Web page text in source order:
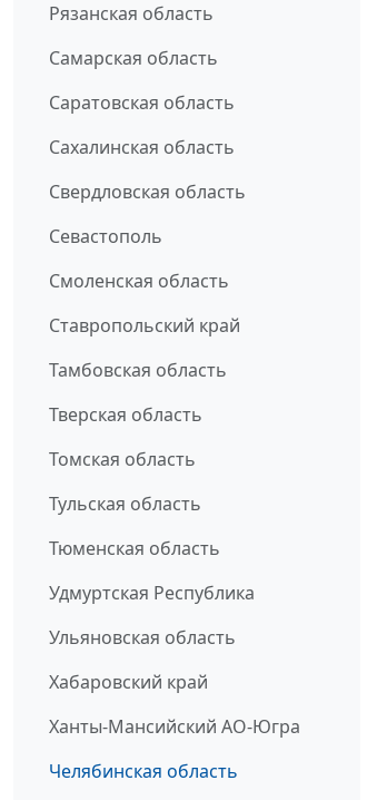
Рязанская область
Самарская область
Саратовская область
Сахалинская область
Свердловская область
Севастополь
Смоленская область
Ставропольский край
Тамбовская область
Тверская область
Томская область
Тульская область
Тюменская область
Удмуртская Республика
Ульяновская область
Хабаровский край
Ханты-Мансийский АО-Югра
Челябинская область